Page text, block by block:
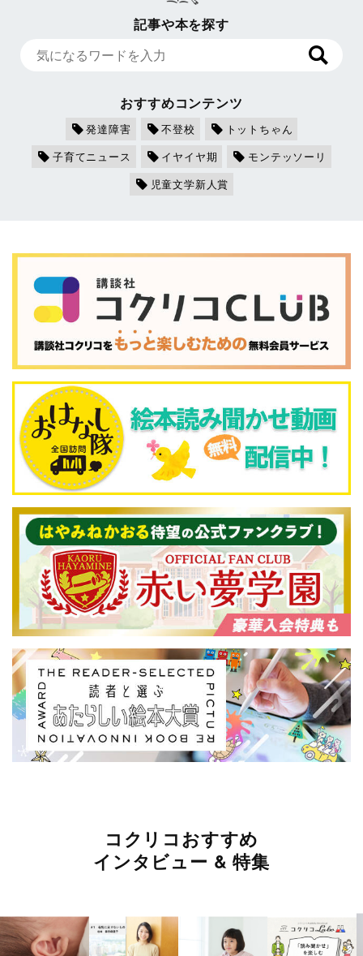
記事や本を探す
おすすめコンテンツ
発達障害 不登校
トットちゃん
子育てニュース
イヤイヤ期
モンテッソーリ
児童文学新人賞
コクリコおすすめ
インタビュー & 特集